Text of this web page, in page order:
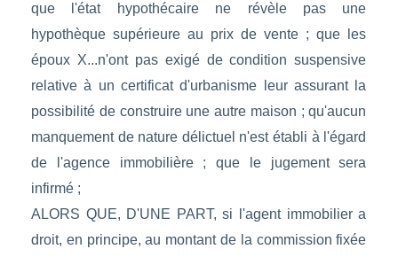
que l'état hypothécaire ne révèle pas une
hypothèque supérieure au prix de vente ; que les
époux X...n'ont pas exigé de condition suspensive
relative à un certificat d'urbanisme leur assurant la
possibilité de construire une autre maison ; qu'aucun
manquement de nature délictuel n'est établi à l'égard
de l'agence immobilière ; que le jugement sera
infirmé ;
ALORS QUE, D'UNE PART, si l'agent immobilier a
droit, en principe, au montant de la commission fixée